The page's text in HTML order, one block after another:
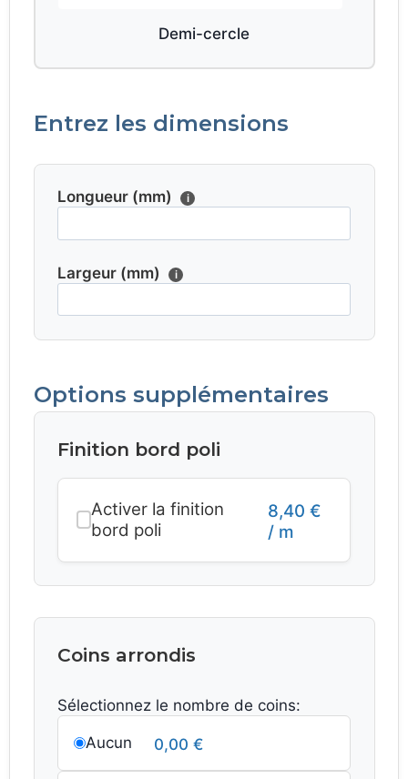
Demi-cercle
Entrez les dimensions
Longueur (mm) i
Largeur (mm) i
Options supplémentaires
Finition bord poli
Activer la finition
bord poli
8,40€
/ m
Coins arrondis
Sélectionnez le nombre de coins:
Aucun 0,00 €